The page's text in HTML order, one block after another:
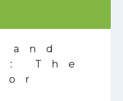
and
The